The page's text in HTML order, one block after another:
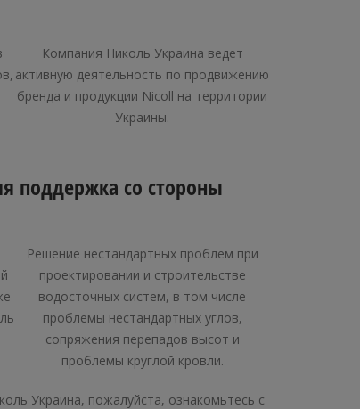
Компания Николь Украина ведет
активную деятельность по продвижению
бренда и продукции Nicoll на территории
Украины.
поддержка со стороны
Решение нестандартных проблем при
проектировании и строительстве
водосточных систем, в том числе
проблемы нестандартных углов,
сопряжения перепадов высот и
проблемы круглой кровли.
Украина, пожалуйста, ознакомьтесь с